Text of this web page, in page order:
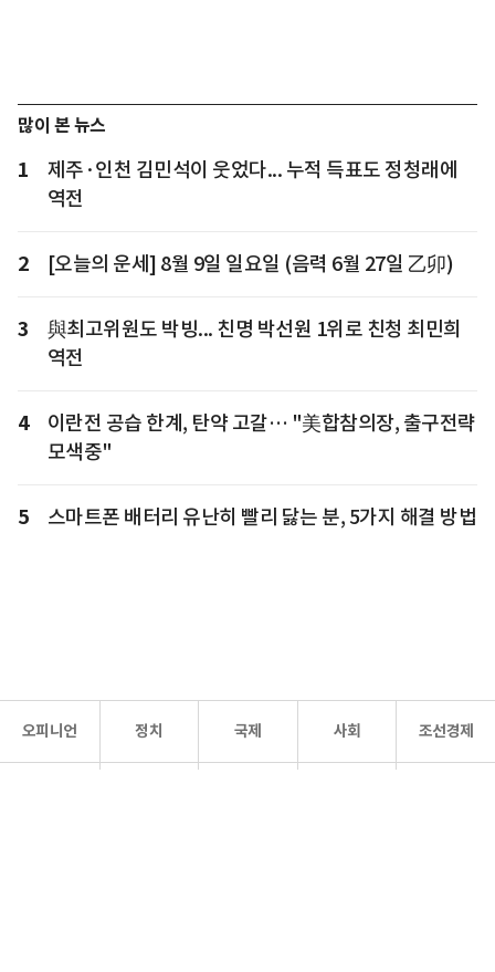
많이 본 뉴스
1
제주·인천 김민석이 웃었다... 누적 득표도 정청래에
역전
2 [오늘의 운세] 8월 9일 일요일 (음력 6월 27일 乙卯)
3
與최고위원도 박빙... 친명 박선원 1위로 친청 최민희
역전
4
이란전 공습 한계, 탄약 고갈… "美합참의장, 출구전략
모색중"
5 스마트폰 배터리 유난히 빨리 닳는 분, 5가지 해결 방법
오피니언 정치 국제 사회 조선경제